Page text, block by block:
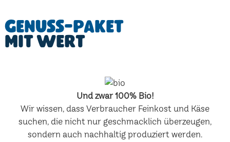
Genuss-Paket
mit Wert
Und zwar 100% Bio!
Wir wissen, dass Verbraucher Feinkost und Käse
suchen, die nicht nur geschmacklich überzeugen,
sondern auch nachhaltig produziert werden.